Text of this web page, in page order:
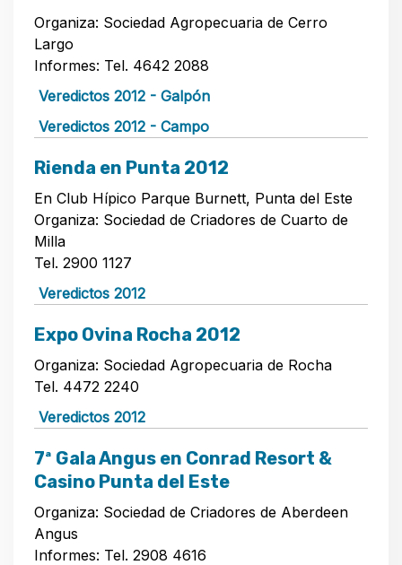
Organiza: Sociedad Agropecuaria de Cerro
Largo
Informes: Tel. 4642 2088
Veredictos 2012 - Galpón
Veredictos 2012 - Campo
Rienda en Punta 2012
En Club Hípico Parque Burnett, Punta del Este
Organiza: Sociedad de Criadores de Cuarto de
Milla
Tel. 2900 1127
Veredictos 2012
Expo Ovina Rocha 2012
Organiza: Sociedad Agropecuaria de Rocha
Tel. 4472 2240
Veredictos 2012
7ª Gala Angus en Conrad Resort &
Casino Punta del Este
Organiza: Sociedad de Criadores de Aberdeen
Angus
Informes: Tel. 2908 4616